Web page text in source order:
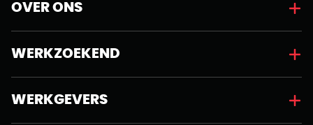
OVER ONS
WERKZOEKEND
WERKGEVERS